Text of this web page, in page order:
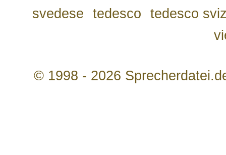
svedese
tedesco
tedesco
© 1998 - 2026